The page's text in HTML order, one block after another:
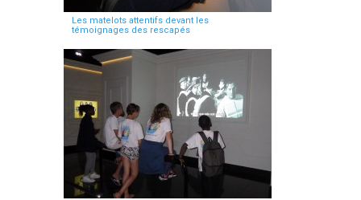
Les matelots attentifs devant les
témoignages des rescapés